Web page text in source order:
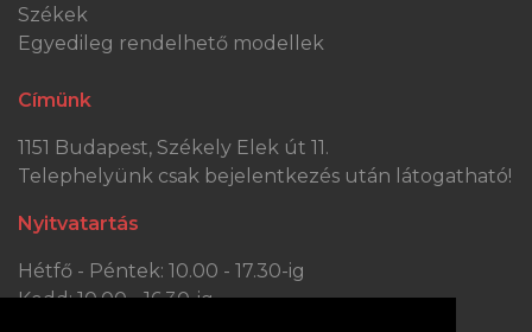
Székek
Egyedileg rendelhető modellek
Címünk
1151 Budapest, Székely Elek út 11.
Telephelyünk csak bejelentkezés után látogatható!
Nyitvatartás
Hétfő - Péntek: 10.00 - 17.30-ig
Kedd: 10.00 - 16.30-ig